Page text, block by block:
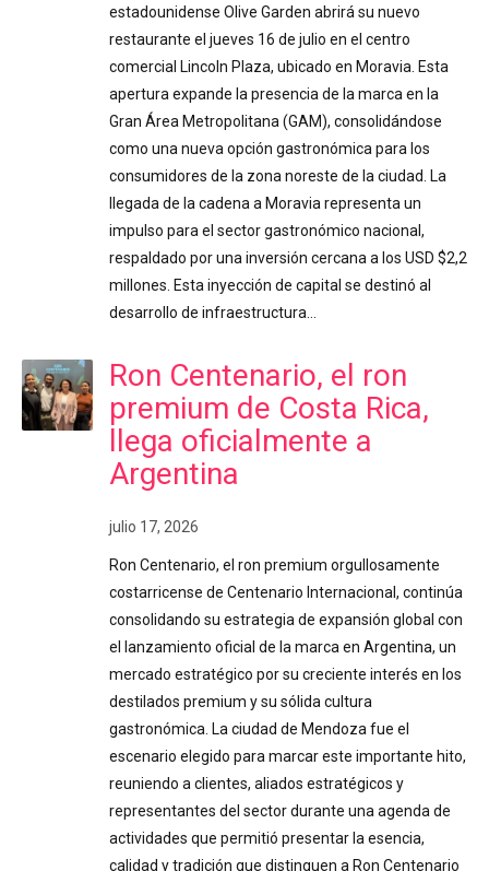
estadounidense Olive Garden abrirá su nuevo
restaurante el jueves 16 de julio en el centro
comercial Lincoln Plaza, ubicado en Moravia. Esta
apertura expande la presencia de la marca en la
Gran Área Metropolitana (GAM), consolidándose
como una nueva opción gastronómica para los
consumidores de la zona noreste de la ciudad. La
llegada de la cadena a Moravia representa un
impulso para el sector gastronómico nacional,
respaldado por una inversión cercana a los USD $2,2
millones. Esta inyección de capital se destinó al
desarrollo de infraestructura…
Ron Centenario, el ron
premium de Costa Rica,
llega oficialmente a
Argentina
julio 17, 2026
Ron Centenario, el ron premium orgullosamente
costarricense de Centenario Internacional, continúa
consolidando su estrategia de expansión global con
el lanzamiento oficial de la marca en Argentina, un
mercado estratégico por su creciente interés en los
destilados premium y su sólida cultura
gastronómica. La ciudad de Mendoza fue el
escenario elegido para marcar este importante hito,
reuniendo a clientes, aliados estratégicos y
representantes del sector durante una agenda de
actividades que permitió presentar la esencia,
calidad y tradición que distinguen a Ron Centenario